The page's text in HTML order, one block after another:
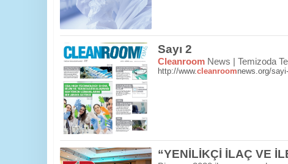
Sayı 2
Cleanroom News | Temizoda
http://www.cleanroomnews.org/
“YENİLİKÇİ İLAÇ VE